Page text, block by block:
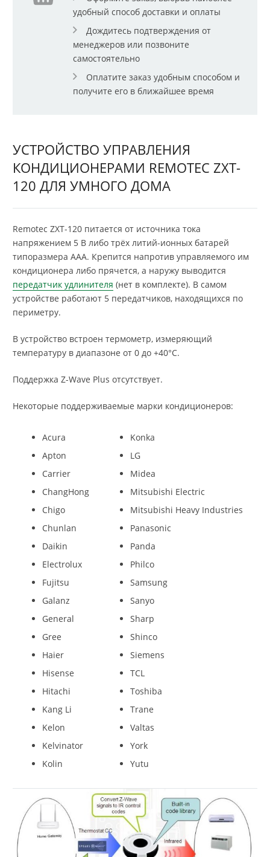
удобный способ доставки и оплаты
Дождитесь подтверждения от
менеджеров или позвоните
самостоятельно
Оплатите заказ удобным способом и
получите его в ближайшее время
УСТРОЙСТВО УПРАВЛЕНИЯ
КОНДИЦИОНЕРАМИ REMOTEС ZXT-
120 ДЛЯ УМНОГО ДОМА
Remotec ZXT-120 питается от источника тока
напряжением 5 В либо трёх литий-ионных батарей
типоразмера AAA. Крепится напротив управляемого им
кондиционера либо прячется, а наружу выводится
передатчик удлинителя (нет в комплекте). В самом
устройстве работают 5 передатчиков, находящихся по
периметру.
В устройство встроен термометр, измеряющий
температуру в диапазоне от 0 до +40°C.
Поддержка Z-Wave Plus отсутствует.
Некоторые поддерживаемые марки кондиционеров:
Acura
Apton
Carrier
ChangHong
Chigo
Chunlan
Daikin
Electrolux
Fujitsu
Galanz
General
Gree
Haier
Hisense
Hitachi
Kang Li
Kelon
Kelvinator
Kolin
Konka
LG
Midea
Mitsubishi Electric
Mitsubishi Heavy Industries
Panasonic
Panda
Philco
Samsung
Sanyo
Sharp
Shinco
Siemens
TCL
Toshiba
Trane
Valtas
York
Yutu